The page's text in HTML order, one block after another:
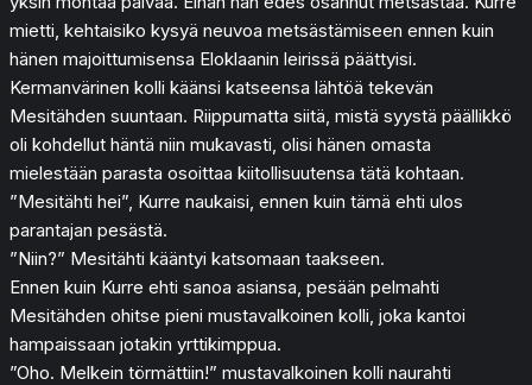
mietti, kehtaisiko kysyä neuvoa metsästämiseen ennen kuin
hänen majoittumisensa Eloklaanin leirissä päättyisi.
Kermanvärinen kolli käänsi katseensa lähtöä tekevän
Mesitähden suuntaan. Riippumatta siitä, mistä syystä päällikkö
oli kohdellut häntä niin mukavasti, olisi hänen omasta
mielestään parasta osoittaa kiitollisuutensa tätä kohtaan.
”Mesitähti hei”, Kurre naukaisi, ennen kuin tämä ehti ulos
parantajan pesästä.
”Niin?” Mesitähti kääntyi katsomaan taakseen.
Ennen kuin Kurre ehti sanoa asiansa, pesään pelmahti
Mesitähden ohitse pieni mustavalkoinen kolli, joka kantoi
hampaissaan jotakin yrttikimppua.
”Oho. Melkein törmättiin!” mustavalkoinen kolli naurahti